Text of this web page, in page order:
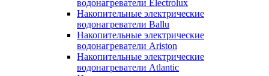
водонагреватели Electrolux
Накопительные электрические
водонагреватели Ballu
Накопительные электрические
водонагреватели Ariston
Накопительные электрические
водонагреватели Atlantic